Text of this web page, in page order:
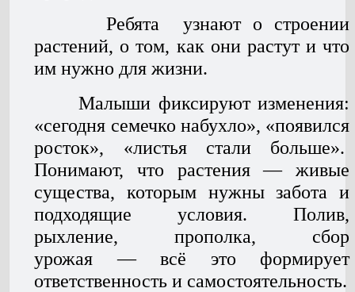
Ребята узнают о строении
растений, о том, как они растут и что
им нужно для жизни.
Малыши фиксируют изменения:
«сегодня семечко набухло», «появился
росток», «листья стали больше».
Понимают, что растения — живые
существа, которым нужны забота и
подходящие условия. Полив,
рыхление, прополка, сбор
урожая — всё это формирует
ответственность и самостоятельность.